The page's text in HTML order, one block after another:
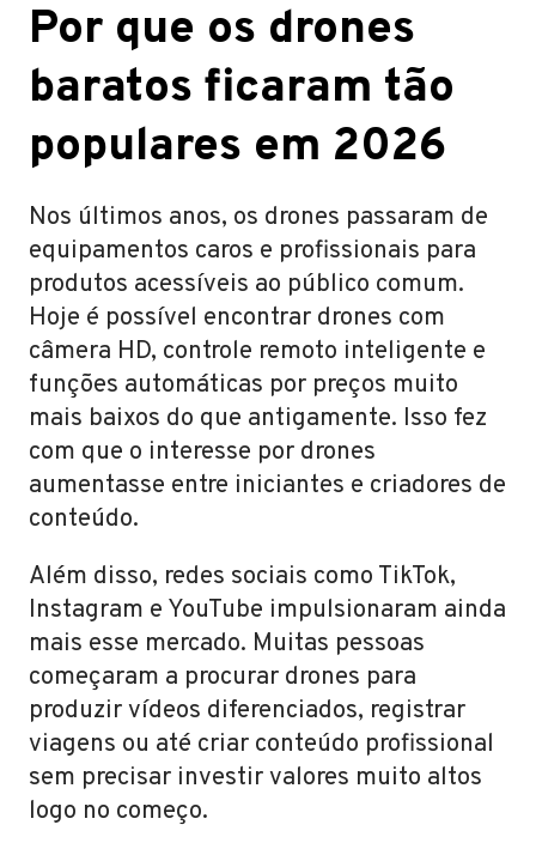
Por que os drones
baratos ficaram tão
populares em 2026
Nos últimos anos, os drones passaram de
equipamentos caros e profissionais para
produtos acessíveis ao público comum.
Hoje é possível encontrar drones com
câmera HD, controle remoto inteligente e
funções automáticas por preços muito
mais baixos do que antigamente. Isso fez
com que o interesse por drones
aumentasse entre iniciantes e criadores de
conteúdo.
Além disso, redes sociais como TikTok,
Instagram e YouTube impulsionaram ainda
mais esse mercado. Muitas pessoas
começaram a procurar drones para
produzir vídeos diferenciados, registrar
viagens ou até criar conteúdo profissional
sem precisar investir valores muito altos
logo no começo.